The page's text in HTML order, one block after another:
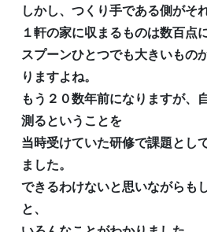
しかし、つくり手である側がそ
１軒の家に収まるものは数百点
スプーンひとつでも大きいもの
りますよね。
もう２０数年前になりますが、
測るということを
当時受けていた研修で課題とし
ました。
できるわけないと思いながらも
と、